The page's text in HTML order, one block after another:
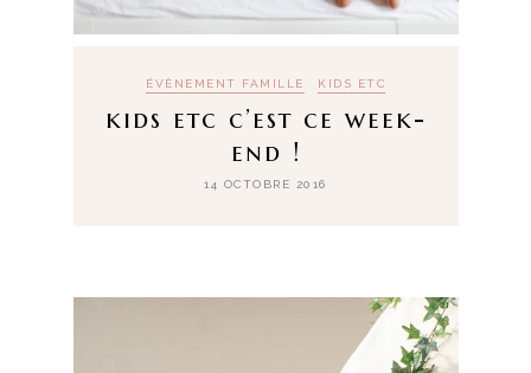
ÉVÈNEMENT FAMILLE KIDS ETC
kids etc c’est ce week-
end !
14 OCTOBRE 2016